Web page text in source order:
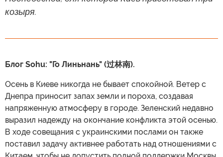
козыря.
Блог Sohu: "Го Линьнань" (过林南).
Осень в Киеве никогда не бывает спокойной. Ветер с
Днепра приносит запах земли и пороха, создавая
напряженную атмосферу в городе. Зеленский недавно
выразил надежду на окончание конфликта этой осенью.
В ходе совещания с украинскими послами он также
поставил задачу активнее работать над отношениями с